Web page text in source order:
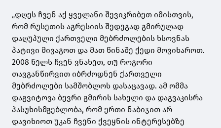
„დღეს ჩვენ აქ ყველანი შევიკრიბეთ იმისთვის,
რომ რუსეთის აგრესიის შედეგად გმირულად
დაღუპული ქართველი მებრძოლების ხსოვნას
პატივი მივაგოთ და მათ წინაშე ქედი მოვიხაროთ.
2008 წელს ჩვენ ვნახეთ, თუ როგორი
თავგანწირვით იბრძოდნენ ქართველი
მებრძოლები სამშობლოს დასაცავად. ამ ომმა
დაგვიტოვა ბევრი გმირის სახელი და დაგვაკისრა
პასუხისმგებლობა, რომ ერთი ნაბიჯით არ
დავიხიოთ უკან ჩვენი ქვეყნის ინტერესებზე